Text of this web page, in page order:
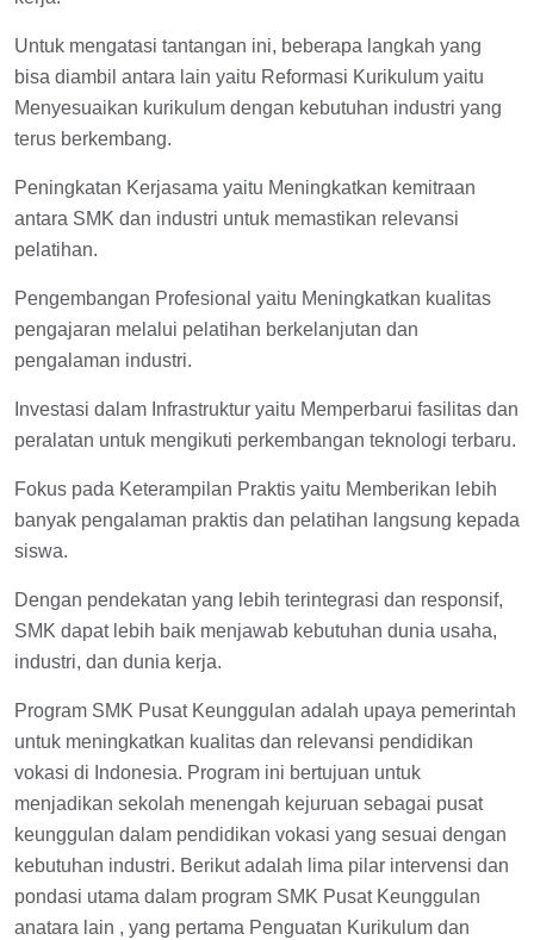
Untuk mengatasi tantangan ini, beberapa langkah yang
bisa diambil antara lain yaitu Reformasi Kurikulum yaitu
Menyesuaikan kurikulum dengan kebutuhan industri yang
terus berkembang.
Peningkatan Kerjasama yaitu Meningkatkan kemitraan
antara SMK dan industri untuk memastikan relevansi
pelatihan.
Pengembangan Profesional yaitu Meningkatkan kualitas
pengajaran melalui pelatihan berkelanjutan dan
pengalaman industri.
Investasi dalam Infrastruktur yaitu Memperbarui fasilitas dan
peralatan untuk mengikuti perkembangan teknologi terbaru.
Fokus pada Keterampilan Praktis yaitu Memberikan lebih
banyak pengalaman praktis dan pelatihan langsung kepada
siswa.
Dengan pendekatan yang lebih terintegrasi dan responsif,
SMK dapat lebih baik menjawab kebutuhan dunia usaha,
industri, dan dunia kerja.
Program SMK Pusat Keunggulan adalah upaya pemerintah
untuk meningkatkan kualitas dan relevansi pendidikan
vokasi di Indonesia. Program ini bertujuan untuk
menjadikan sekolah menengah kejuruan sebagai pusat
keunggulan dalam pendidikan vokasi yang sesuai dengan
kebutuhan industri. Berikut adalah lima pilar intervensi dan
pondasi utama dalam program SMK Pusat Keunggulan
anatara lain , yang pertama Penguatan Kurikulum dan